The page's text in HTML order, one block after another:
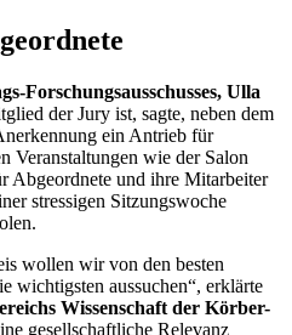
Forschungsausschusses, Ulla
derJury ist, sagte, neben dem
ein Antrieb für
Veranstaltungen wie der Salon
Abgeordnete und ihre Mitarbeiter
stressigen Sitzungswoche
wollen wir von den besten
wichtigsten aussuchen“, erklärte
Wissenschaft der Körber-
gesellschaftliche Relevanz